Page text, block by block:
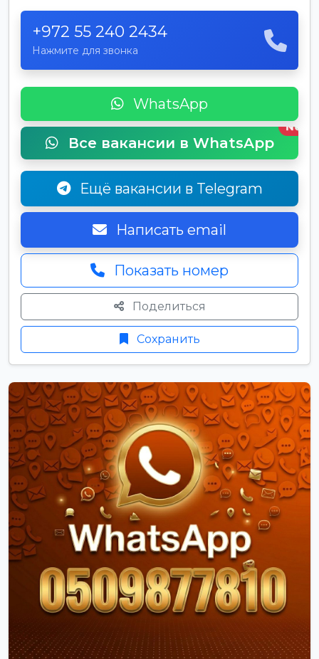
+972 55 240 2434
Нажмите для звонка
WhatsApp
Все вакансии в WhatsApp
New
Ещё вакансии в Telegram
Написать email
Показать номер
Поделиться
Сохранить